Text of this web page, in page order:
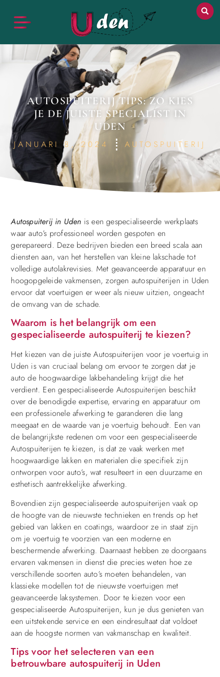
AUTOSPUITERIJ TIPS: ZO KIES
JE DE JUISTE SPECIALIST IN
UDEN
JANUARI 8, 2024 AUTOSPUITERIJ
Autospuiterij in Uden is een gespecialiseerde werkplaats
waar auto’s professioneel worden gespoten en
gerepareerd. Deze bedrijven bieden een breed scala aan
diensten aan, van het herstellen van kleine lakschade tot
volledige autolakrevisies. Met geavanceerde apparatuur en
hoogopgeleide vakmensen, zorgen autospuiterijen in Uden
ervoor dat voertuigen er weer als nieuw uitzien, ongeacht
de omvang van de schade.
Waarom is het belangrijk om een
gespecialiseerde autospuiterij te kiezen?
Het kiezen van de juiste Autospuiterijen voor je voertuig in
Uden is van cruciaal belang om ervoor te zorgen dat je
auto de hoogwaardige lakbehandeling krijgt die het
verdient. Een gespecialiseerde Autospuiterijen beschikt
over de benodigde expertise, ervaring en apparatuur om
een professionele afwerking te garanderen die lang
meegaat en de waarde van je voertuig behoudt. Een van
de belangrijkste redenen om voor een gespecialiseerde
Autospuiterijen te kiezen, is dat ze vaak werken met
hoogwaardige lakken en materialen die specifiek zijn
ontworpen voor auto’s, wat resulteert in een duurzame en
esthetisch aantrekkelijke afwerking.
Bovendien zijn gespecialiseerde autospuiterijen vaak op
de hoogte van de nieuwste technieken en trends op het
gebied van lakken en coatings, waardoor ze in staat zijn
om je voertuig te voorzien van een moderne en
beschermende afwerking. Daarnaast hebben ze doorgaans
ervaren vakmensen in dienst die precies weten hoe ze
verschillende soorten auto’s moeten behandelen, van
klassieke modellen tot de nieuwste voertuigen met
geavanceerde laksystemen. Door te kiezen voor een
gespecialiseerde Autospuiterijen, kun je dus genieten van
een uitstekende service en een eindresultaat dat voldoet
aan de hoogste normen van vakmanschap en kwaliteit.
Tips voor het selecteren van een
betrouwbare autospuiterij in Uden